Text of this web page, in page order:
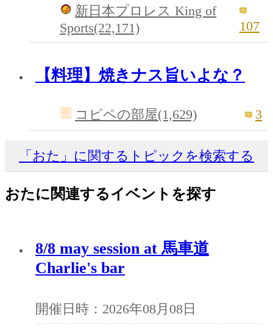
新日本プロレス King of
Sports(22,171)
107
【料理】焼きナス旨いよな？
コピペの部屋(1,629) 3
「おた」に関するトピックを検索する
おたに関連するイベントを探す
8/8 may session at 馬車道
Charlie's bar
開催日時：2026年08月08日